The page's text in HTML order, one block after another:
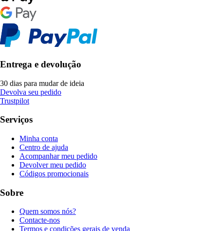
Entrega e devolução
30 dias para mudar de ideia
Devolva seu pedido
Trustpilot
Serviços
Minha conta
Centro de ajuda
Acompanhar meu pedido
Devolver meu pedido
Códigos promocionais
Sobre
Quem somos nós?
Contacte-nos
Termos e condições gerais de venda